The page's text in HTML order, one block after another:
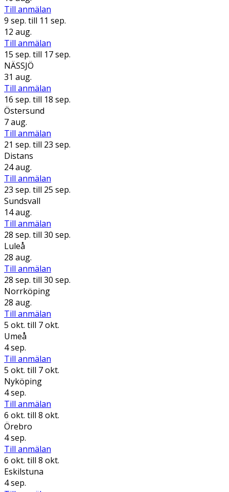
Till anmälan
9 sep. till 11 sep.
12 aug.
Till anmälan
15 sep. till 17 sep.
NÄSSJÖ
31 aug.
Till anmälan
16 sep. till 18 sep.
Östersund
7 aug.
Till anmälan
21 sep. till 23 sep.
Distans
24 aug.
Till anmälan
23 sep. till 25 sep.
Sundsvall
14 aug.
Till anmälan
28 sep. till 30 sep.
Luleå
28 aug.
Till anmälan
28 sep. till 30 sep.
Norrköping
28 aug.
Till anmälan
5 okt. till 7 okt.
Umeå
4 sep.
Till anmälan
5 okt. till 7 okt.
Nyköping
4 sep.
Till anmälan
6 okt. till 8 okt.
Örebro
4 sep.
Till anmälan
6 okt. till 8 okt.
Eskilstuna
4 sep.